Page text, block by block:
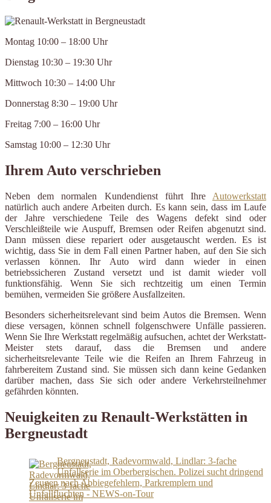
Montag 10:00 – 18:00 Uhr
Dienstag 10:30 – 19:30 Uhr
Mittwoch 10:30 – 14:00 Uhr
Donnerstag 8:30 – 19:00 Uhr
Freitag 7:00 – 16:00 Uhr
Samstag 10:00 – 12:30 Uhr
Ihrem Auto verschrieben
Neben dem normalen Kundendienst führt Ihre Autowerkstatt
natürlich auch andere Arbeiten durch. Es kann sein, dass im Laufe
der Jahre verschiedene Teile des Wagens defekt sind oder
Verschleißteile wie Auspuff, Bremsen oder Reifen abgenutzt sind.
Dann müssen diese repariert oder ausgetauscht werden. Es ist
wichtig, dass Sie in dem Fall einen Partner haben, auf den Sie sich
verlassen können. Ihr Auto wird dann wieder in einen
betriebssicheren Zustand versetzt und ist damit wieder voll
funktionsfähig. Wenn Sie sich rechtzeitig um einen Termin
bemühen, vermeiden Sie größere Ausfallzeiten.
Besonders sicherheitsrelevant sind beim Autos die Bremsen. Wenn
diese versagen, können schnell folgenschwere Unfälle passieren.
Wenn Sie Ihre Werkstatt regelmäßig aufsuchen, achtet der Werkstatt-
Meister stets darauf, dass die Bremsen und andere
sicherheitsrelevante Teile wie die Reifen an Ihrem Fahrzeug in
fahrbereitem Zustand sind. Sie müssen sich dann keine Gedanken
darüber machen, dass Sie sich oder andere Verkehrsteilnehmer
gefährden könnten.
Neuigkeiten zu Renault-Werkstätten in
Bergneustadt
Bergneustadt, Radevormwald, Lindlar: 3-fache
Unfallserie im Oberbergischen. Polizei sucht dringend
Zeugen nach Abbiegefehlern, Parkremplern und
Unfallfluchten - NEWS-on-Tour